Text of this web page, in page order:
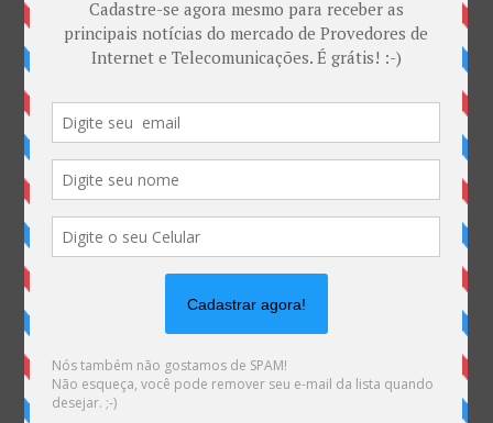
Categorias
ANATEL & Política
Casos de Sucesso
EDITORIAL
Empresas
Eventos
Interesses
Sem categoria
Tecnologia